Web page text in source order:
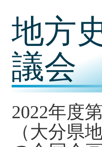
地方
議会
2022年度
（大分県